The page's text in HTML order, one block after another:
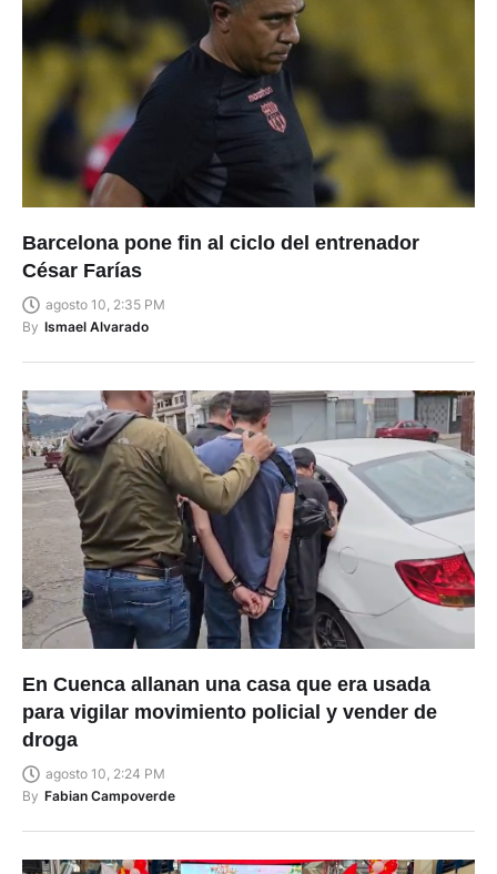
Barcelona pone fin al ciclo del entrenador
César Farías
agosto 10, 2:35 PM
By Ismael Alvarado
En Cuenca allanan una casa que era usada
para vigilar movimiento policial y vender de
droga
agosto 10, 2:24 PM
By Fabian Campoverde